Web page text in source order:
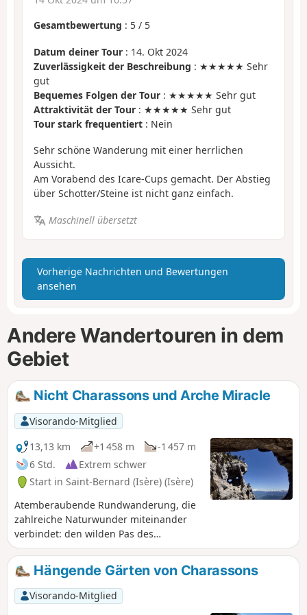
Gesamtbewertung : 5 / 5
Datum deiner Tour : 14. Okt 2024
Zuverlässigkeit der Beschreibung : ★★★★★ Sehr
gut
Bequemes Folgen der Tour : ★★★★★ Sehr gut
Attraktivität der Tour : ★★★★★ Sehr gut
Tour stark frequentiert : Nein
Sehr schöne Wanderung mit einer herrlichen
Aussicht.
Am Vorabend des Icare-Cups gemacht. Der Abstieg
über Schotter/Steine ist nicht ganz einfach.
Maschinell übersetzt
Vorherige Nachrichten und Bewertungen
ansehen
Andere Wandertouren in dem
Gebiet
Nicht Charassons und Arche Miracle
Visorando-Mitglied
13,13 km
+1 458 m
-1 457 m
6 Std.
Extrem schwer
Start in Saint-Bernard (Isère) (Isère)
Atemberaubende Rundwanderung, die
zahlreiche Naturwunder miteinander
verbindet: den wilden Pas des
Charassons, die malerische Crête de
l'Alpette, die herrliche Écaille du Pas de
Ragris, den berühmten Tour Percée, die
instabile Arche Miracle und den
schönen Durchgang des Aup du Seuil.
Hängende Gärten von Charassons
Visorando-Mitglied